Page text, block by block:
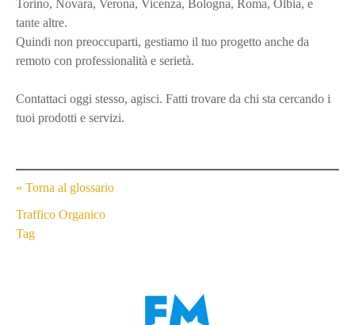
Torino, Novara, Verona, Vicenza, Bologna, Roma, Olbia, e
tante altre.
Quindi non preoccuparti, gestiamo il tuo progetto anche da
remoto con professionalità e serietà.
Contattaci oggi stesso, agisci. Fatti trovare da chi sta cercando i
tuoi prodotti e servizi.
« Torna al glossario
N
Traffico Organico
Tag